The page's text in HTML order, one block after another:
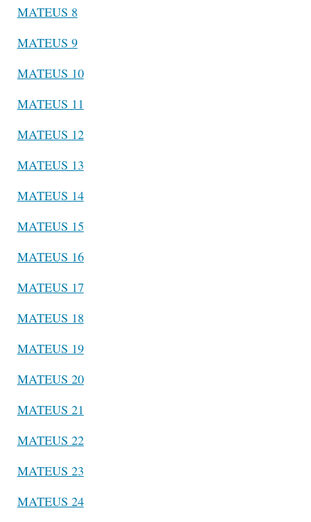
MATEUS 8
MATEUS 9
MATEUS 10
MATEUS 11
MATEUS 12
MATEUS 13
MATEUS 14
MATEUS 15
MATEUS 16
MATEUS 17
MATEUS 18
MATEUS 19
MATEUS 20
MATEUS 21
MATEUS 22
MATEUS 23
MATEUS 24